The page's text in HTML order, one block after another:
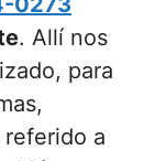
. Allí nos
para
a